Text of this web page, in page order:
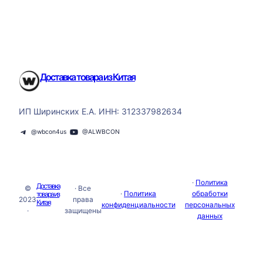
Доставка товара из Китая
ИП Ширинских Е.А. ИНН: 312337982634
@wbcon4us @ALWBCON
©
2023
·
Доставка
товара из
Китая
· Все
права
защищены
· Политика
конфиденциальности
· Политика
обработки
персональных
данных